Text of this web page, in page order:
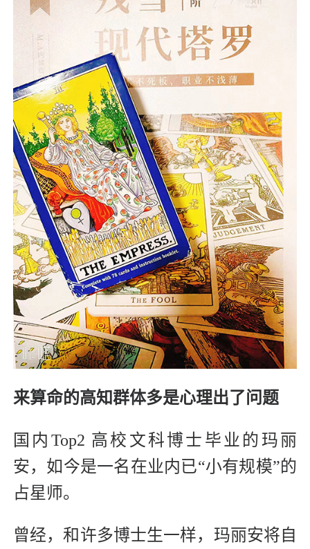
来算命的高知群体多是心理出了问题
国内Top2 高校文科博士毕业的玛丽
安，如今是一名在业内已“小有规模”的
占星师。
曾经，和许多博士生一样，玛丽安将自